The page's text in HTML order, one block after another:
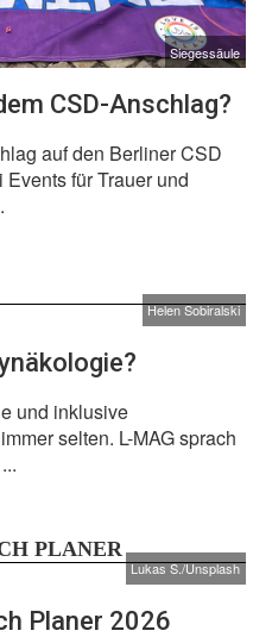
Siegessäule
CSD-Anschlag?
auf den Berliner CSD
für Trauer und
Helen Sobiralski
und inklusive
selten. L-MAG sprach
PLANER
Lukas S./Unsplash
Planer 2026